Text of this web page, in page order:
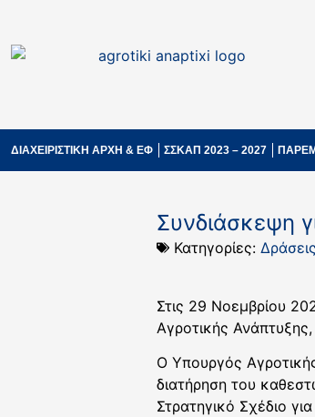
ΔΙΑΧΕΙΡΙΣΤΙΚΗ ΑΡΧΗ & ΕΦ ΣΣΚΑΠ 2023 – 2027
Συνδιάσκεψη
Κατηγορίες:
Στις 29 Νοεμβρίου
Αγροτικής
Ο Υπουργός
διατήρηση του
Στρατηγικό Σχέδιο